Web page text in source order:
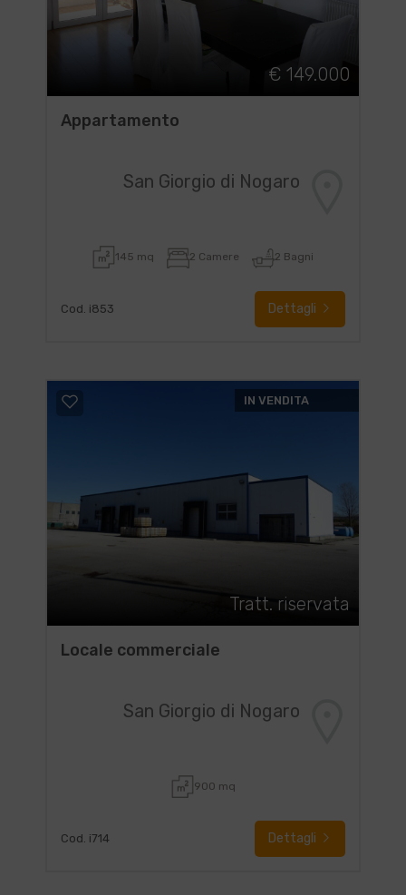
€ 149.000
Appartamento
San Giorgio di Nogaro
145 mq 2 Camere 2 Bagni
Cod. i853 Dettagli
IN VENDITA
Tratt. riservata
Locale commerciale
San Giorgio di Nogaro
900 mq
Cod. i714 Dettagli